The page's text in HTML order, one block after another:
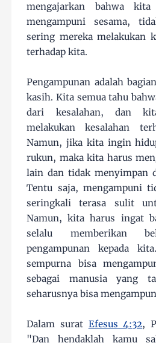
mengajarkan bahwa kita
mengampuni sesama,
sering mereka melakukan
terhadap kita.
Pengampunan adalah
kasih. Kita semua tahu
dari kesalahan, dan
melakukan kesalahan
Namun, jika kita ingin
rukun, maka kita harus
lain dan tidak menyimpan
Tentu saja, mengampuni
seringkali terasa sulit
Namun, kita harus ingat
selalu memberikan
pengampunan kepada
sempurna bisa
sebagai manusia yang
seharusnya bisa
Dalam surat Efesus 4:32,
"Dan hendaklah kamu